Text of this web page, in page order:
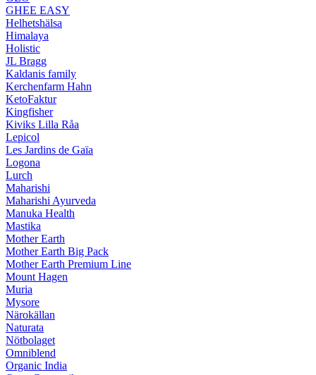
GHEE EASY
Helhetshälsa
Himalaya
Holistic
JL Bragg
Kaldanis family
Kerchenfarm Hahn
KetoFaktur
Kingfisher
Kiviks Lilla Råa
Lepicol
Les Jardins de Gaïa
Logona
Lurch
Maharishi
Maharishi Ayurveda
Manuka Health
Mastika
Mother Earth
Mother Earth Big Pack
Mother Earth Premium Line
Mount Hagen
Muria
Mysore
Närokällan
Naturata
Nötbolaget
Omniblend
Organic India